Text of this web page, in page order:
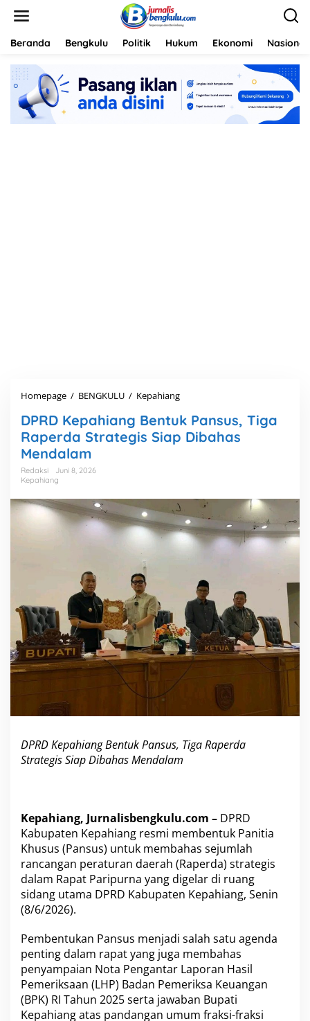
Beranda Bengkulu Politik Hukum Ekonomi Nasional
Homepage / BENGKULU / Kepahiang
R
i
a
n
g
u
P
a
n
u
T
g
a
r
d
a
S
t
r
a
s
S
i
a
p
DPRD Kepahiang Bentuk Pansus, Tiga
Raperda Strategis Siap Dibahas
Mendalam
Redaksi
Juni 8, 2026
Kepahiang
DPRD Kepahiang Bentuk Pansus, Tiga Raperda
Strategis Siap Dibahas Mendalam
Kepahiang, Jurnalisbengkulu.com – DPRD
Kabupaten Kepahiang resmi membentuk Panitia
Khusus (Pansus) untuk membahas sejumlah
rancangan peraturan daerah (Raperda) strategis
dalam Rapat Paripurna yang digelar di ruang
sidang utama DPRD Kabupaten Kepahiang, Senin
(8/6/2026).
Pembentukan Pansus menjadi salah satu agenda
penting dalam rapat yang juga membahas
penyampaian Nota Pengantar Laporan Hasil
Pemeriksaan (LHP) Badan Pemeriksa Keuangan
(BPK) RI Tahun 2025 serta jawaban Bupati
Kepahiang atas pandangan umum fraksi-fraksi